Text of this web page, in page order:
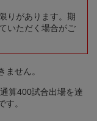
りがあります。期
いただく場合がご
せん。
算400試合出場を達
す。